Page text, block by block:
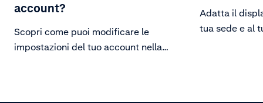
account?
Scopri come puoi modificare le
impostazioni del tuo account nella
Adatta il
tua sede e al